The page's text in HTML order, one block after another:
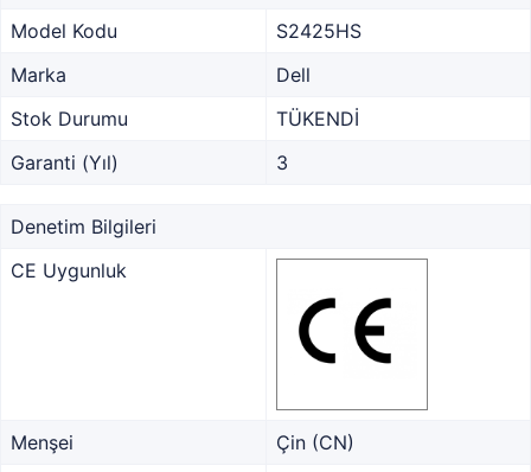
Model Kodu
S2425HS
Marka
Dell
Stok Durumu
TÜKENDİ
Garanti (Yıl)
3
Denetim Bilgileri
CE Uygunluk
Menşei
Çin (CN)